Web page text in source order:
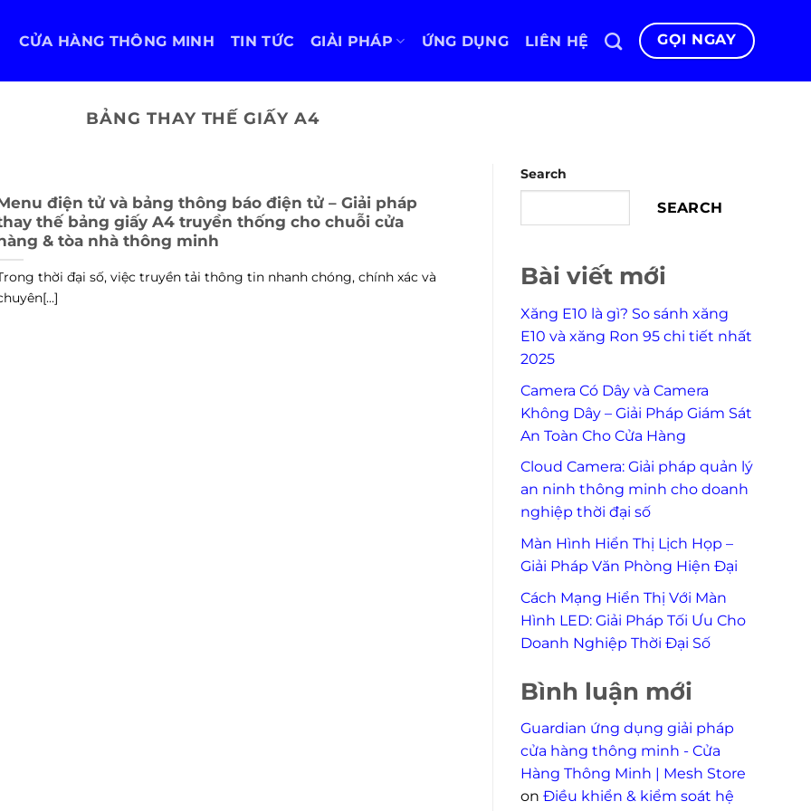
CỬA HÀNG THÔNG MINH TIN TỨC GIẢI PHÁP ỨNG DỤNG LIÊN HỆ GỌI NGAY
BẢNG THAY THẾ GIẤY A4
điện tử và bảng thông báo điện tử – Giải pháp
thế bảng giấy A4 truyền thống cho chuỗi cửa
& tòa nhà thông minh
thời đại số, việc truyền tải thông tin nhanh chóng, chính xác và
Search
SEARCH
Bài viết mới
Xăng E10 là gì? So sánh xăng
E10 và xăng Ron 95 chi tiết nhất
2025
Camera Có Dây và Camera
Không Dây – Giải Pháp Giám Sát
An Toàn Cho Cửa Hàng
Cloud Camera: Giải pháp quản lý
an ninh thông minh cho doanh
nghiệp thời đại số
Màn Hình Hiển Thị Lịch Họp –
Giải Pháp Văn Phòng Hiện Đại
Cách Mạng Hiển Thị Với Màn
Hình LED: Giải Pháp Tối Ưu Cho
Doanh Nghiệp Thời Đại Số
Bình luận mới
Guardian ứng dụng giải pháp
cửa hàng thông minh - Cửa
Hàng Thông Minh | Mesh Store
on Điều khiển & kiểm soát hệ